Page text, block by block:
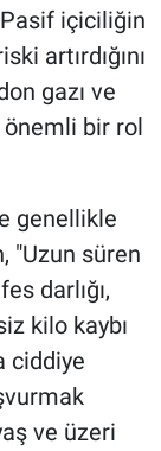
içiciliğin
artırdığını
gazı ve
bir rol
genellikle
"Uzun süren
darlığı,
kilo kaybı
ciddiye
ve üzeri